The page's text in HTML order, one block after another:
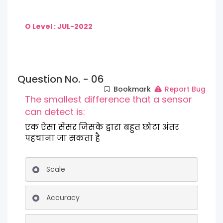
O Level : JUL-2022
Question No. - 06
Bookmark Report Bug
The smallest difference that a sensor
can detect is:
एक ऐसा सेंसर जिसके द्वारा बहुत छोटा अंतर
पहचाना जा सकता है
Scale
Accuracy